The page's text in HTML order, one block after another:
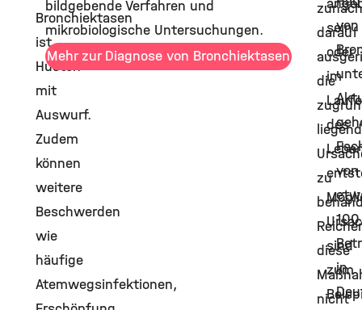
Bronchiektasen
ist
Husten
mit
Auswurf.
Zudem
können
weitere
Beschwerden
wie
häufige
Atemwegsinfektionen,
bildgebende Verfahren und
mikrobiologische Untersuchungen.
Mehr zur Diagnose von Bronchiektasen
darauf
die
zu
diese
nicht
sein
oder
im
Laufe
des
sind
zum
von
von
in